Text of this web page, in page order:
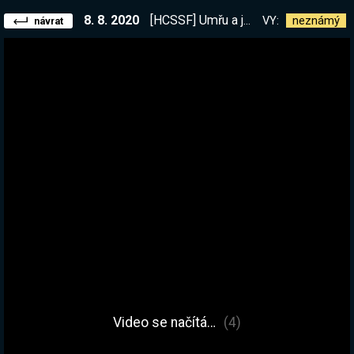
návrat 8. 8. 2020 [HCSSF] Umřu a je KONEC. Exiles.cz komunitní event! | Chceš se přidat? !exiles Máš otázky? Ptej se! | Dneska dlouhý stream :D VY: neznámý
Video se načítá… (4)